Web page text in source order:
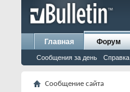
Главная Форум
Сообщения за день Справка
Сообщение сайта